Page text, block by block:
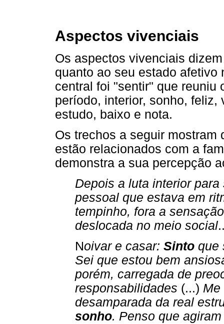
Aspectos vivenciais
Os aspectos vivenciais
quanto ao seu estado afetivo
central foi "sentir" que reuniu
período, interior, sonho, feliz,
estudo, baixo e nota.
Os trechos a seguir
estão relacionados com a
demonstra a sua percepção
Depois a luta interior
pessoal que estava em
tempinho, fora a
deslocada no meio social
Noivar e casar: Sinto que
Sei que estou bem
porém, carregada de
responsabilidades (...) Me
desamparada da real
sonho. Penso que